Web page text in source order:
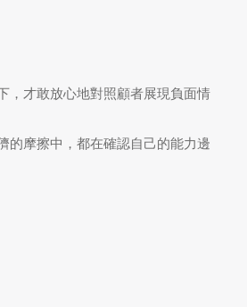
，才敢放心地對照顧者展現負面情
的摩擦中，都在確認自己的能力邊